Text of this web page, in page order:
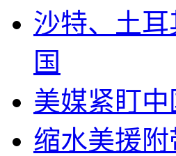
沙特、土
国
美媒紧盯
缩水美援